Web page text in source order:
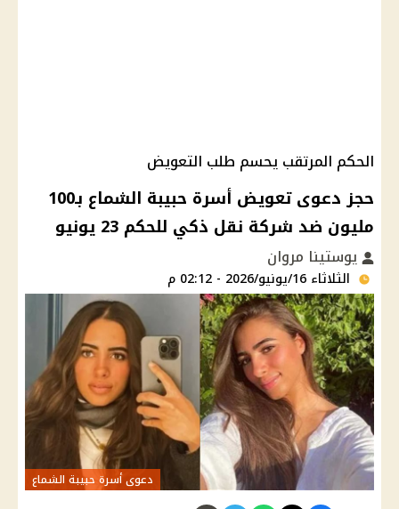
الحكم المرتقب يحسم طلب التعويض
حجز دعوى تعويض أسرة حبيبة الشماع بـ100
مليون ضد شركة نقل ذكي للحكم 23 يونيو
يوستينا مروان
الثلاثاء 16/يونيو/2026 - 02:12 م
دعوى أسرة حبيبة الشماع